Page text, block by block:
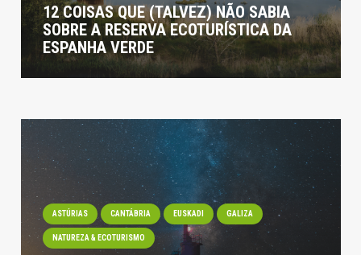
12 COISAS QUE (TALVEZ) NÃO SABIA
SOBRE A RESERVA ECOTURÍSTICA DA
ESPANHA VERDE
ASTÚRIAS CANTÁBRIA EUSKADI GALIZA
NATUREZA & ECOTURISMO